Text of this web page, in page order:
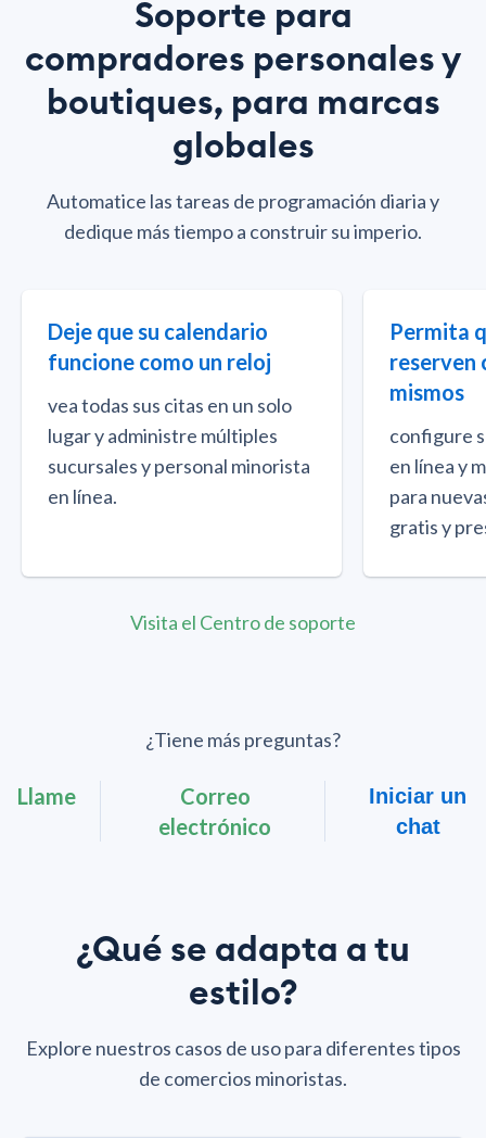
Soporte para
compradores personales y
boutiques, para marcas
globales
Automatice las tareas de programación diaria y
dedique más tiempo a construir su imperio.
Deje que su calendario
funcione como un reloj
vea todas sus citas en un solo
lugar y administre múltiples
sucursales y personal minorista
en línea.
Permita
reserven
mismos
configure
en línea y
para
gratis y
Visita el Centro de soporte
¿Tiene más preguntas?
Llame
Correo
electrónico
Iniciar un
chat
¿Qué se adapta a tu
estilo?
Explore nuestros casos de uso para diferentes tipos
de comercios minoristas.